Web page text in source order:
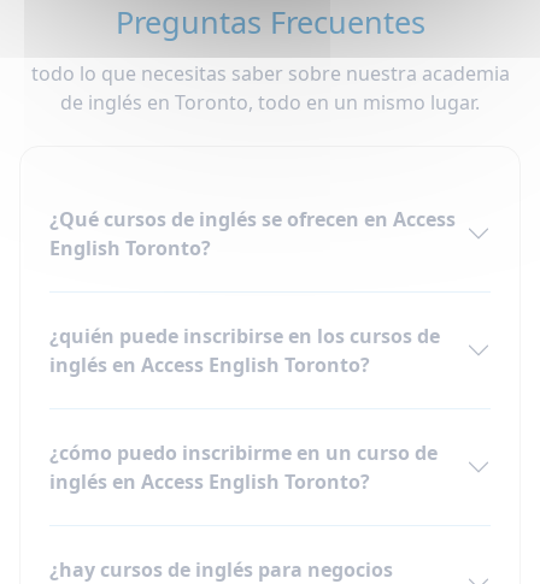
Preguntas Frecuentes
todo lo que necesitas saber sobre nuestra academia
de inglés en Toronto, todo en un mismo lugar.
¿Qué cursos de inglés se ofrecen en Access
English Toronto?
¿quién puede inscribirse en los cursos de
inglés en Access English Toronto?
¿cómo puedo inscribirme en un curso de
inglés en Access English Toronto?
¿hay cursos de inglés para negocios